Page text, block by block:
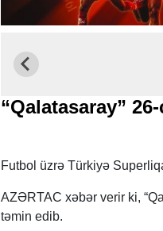
“Qalatasaray”
Futbol üzrə Türkiyə
AZƏRTAC xəbər verir ki,
təmin edib.